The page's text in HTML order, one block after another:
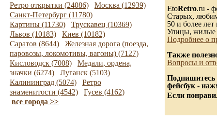
Ретро открытки (24086)
Москва (12939)
Санкт-Петербург (11780)
Картины (11730)
Трускавец (10369)
Львов (10183)
Киев (10182)
Саратов (8644)
Железная дорога (поезда,
паровозы, локомотивы, вагоны) (7127)
Кисловодск (7008)
Медали, ордена,
значки (6274)
Луганск (5103)
Калининград (5074)
Ретро
знаменитости (4542)
Гусев (4162)
все города >>
EtoRetro.ru -
Старых,
50 и более лет
Улицы, жилые
Подробнее о
Также
Вопросы и
Подпишитесь
фейсбук -
Если